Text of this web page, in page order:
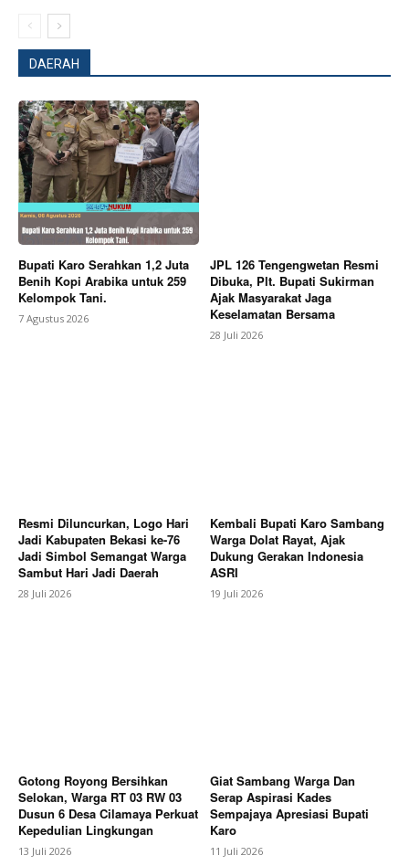
Company
About
Contact us
Subscription Plans
My account
Bagikan Artikel
Berita Lainnya
Puspsi TNI Lakukan Giat Pelatihan
DAERAH
Bupati Karo Serahkan 1,2 Juta
Benih Kopi Arabika untuk 259
Kelompok Tani.
7 Agustus 2026
JPL 126 Tengengwetan Resmi
Dibuka, Plt. Bupati Sukirman
Ajak Masyarakat Jaga
Keselamatan Bersama
28 Juli 2026
Resmi Diluncurkan, Logo Hari
Jadi Kabupaten Bekasi ke-76
Jadi Simbol Semangat Warga
Sambut Hari Jadi Daerah
28 Juli 2026
Kembali Bupati Karo Sambang
Warga Dolat Rayat, Ajak
Dukung Gerakan Indonesia
ASRI
19 Juli 2026
Gotong Royong Bersihkan
Selokan, Warga RT 03 RW 03
Dusun 6 Desa Cilamaya Perkuat
Kepedulian Lingkungan
13 Juli 2026
Giat Sambang Warga Dan
Serap Aspirasi Kades
Sempajaya Apresiasi Bupati
Karo
11 Juli 2026